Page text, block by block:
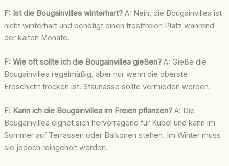
F: Ist die Bougainvillea winterhart?A: Nein, die Bougainvillea ist
nicht winterhart und benötigt einen frostfreien Platz während
der kalten Monate.
F: Wie oft sollte ich die Bougainvillea gießen?A: Gieße die
Bougainvillea regelmäßig, aber nur wenn die oberste
Erdschicht trocken ist. Staunässe sollte vermieden werden.
F: Kann ich die Bougainvillea im Freien pflanzen?A: Die
Bougainvillea eignet sich hervorragend für Kübel und kann im
Sommer auf Terrassen oder Balkonen stehen. Im Winter muss
sie jedoch reingeholt werden.